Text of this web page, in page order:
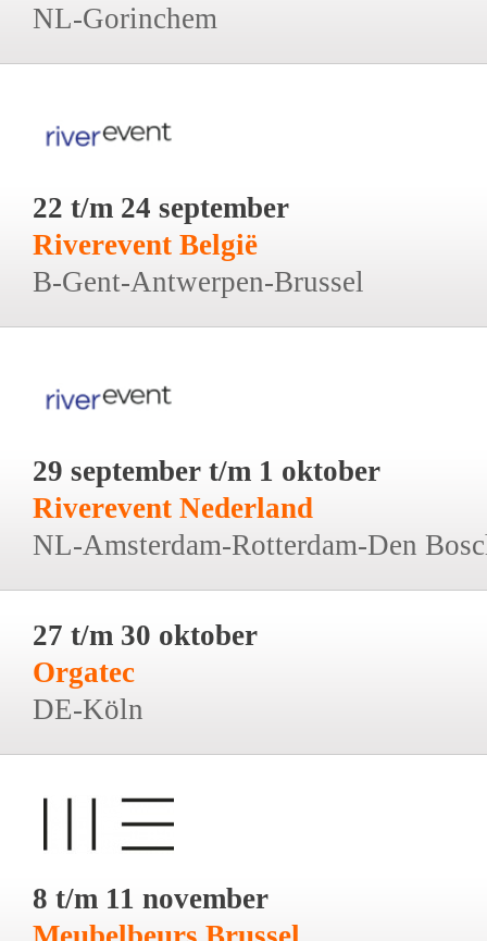
NL-Gorinchem
22 t/m 24 september
Riverevent België
B-Gent-Antwerpen-Brussel
29 september t/m 1 oktober
Riverevent Nederland
NL-Amsterdam-Rotterdam-Den
27 t/m 30 oktober
Orgatec
DE-Köln
8 t/m 11 november